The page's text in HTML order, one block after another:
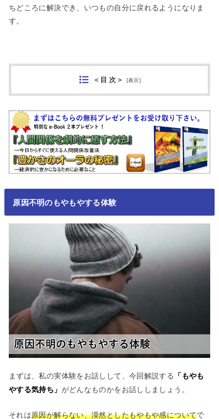
ちどころに解決でき、いつもの自分に戻れるようになりま
す。
＜目 次＞ [表示]
原因不明のもやもやする体験
まずは、私の実体験をお話しして、今回解説する 「もやも
やする気持ち」 がどんなものかをお話ししましょう。
それは原因が解らない、漠然としたもやもや感についてで